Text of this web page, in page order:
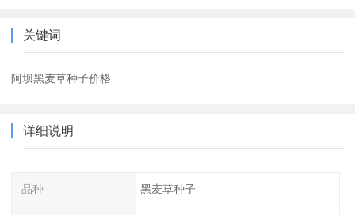
关键词
阿坝黑麦草种子价格
详细说明
品种 黑麦草种子